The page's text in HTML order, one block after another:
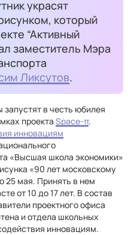
украсят
который
“Активный
заместитель Мэра
Ликсутов.
в честь юбилея
проекта Space-π.
инновациям
«Высшая школа экономики»
«90 лет московскому
25 мая. Принять в нем
от 10 до 17 лет. В состав
проектного офиса
и отдела школьных
инновациям.